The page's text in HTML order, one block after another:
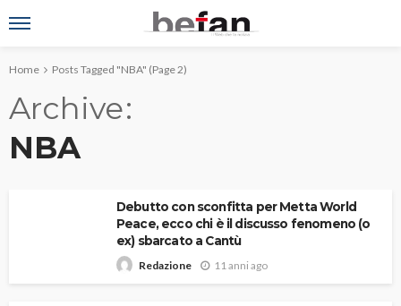
Home Posts Tagged "NBA" (Page 2)
Archive
NBA
Debutto con sconfitta per Metta World
Peace, ecco chi è il discusso fenomeno (o
ex) sbarcato a Cantù
Redazione 11 anni ago